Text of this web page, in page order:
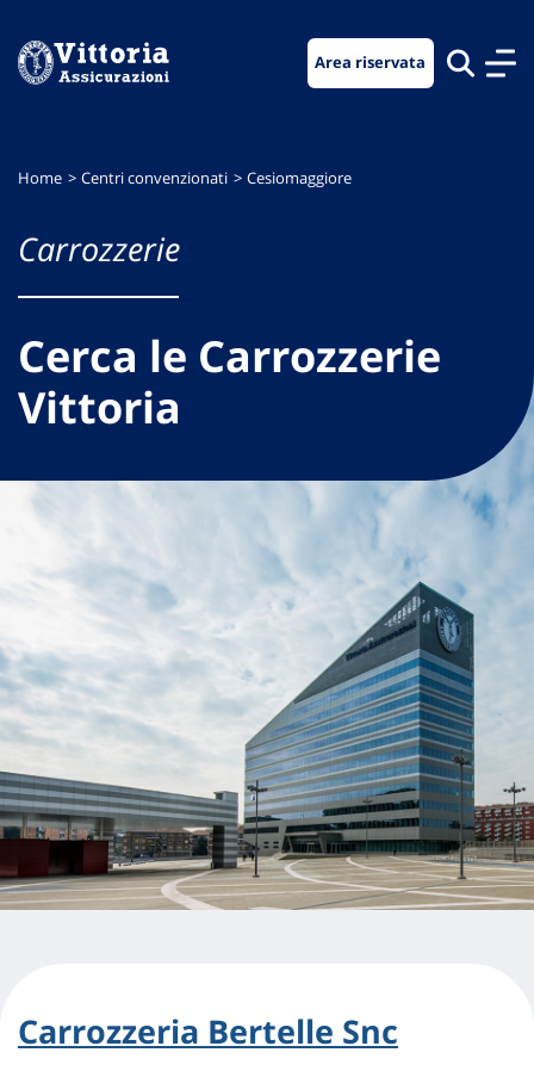
menu
contenuto
footer
Area riservata
Home Centri convenzionati Cesiomaggiore
Carrozzerie
Cerca le Carrozzerie
Vittoria
Carrozzeria Bertelle Snc